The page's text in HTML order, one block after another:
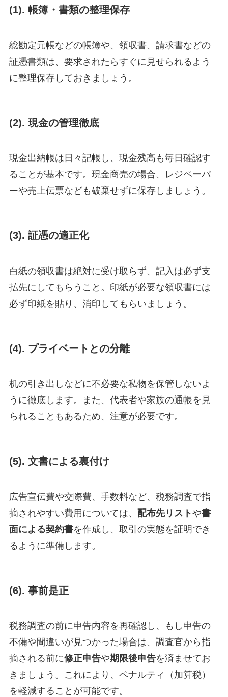
(1). 帳簿・書類の整理保存
総勘定元帳などの帳簿や、領収書、請求書などの
証憑書類は、要求されたらすぐに見せられるよう
に整理保存しておきましょう。
(2). 現金の管理徹底
現金出納帳は日々記帳し、現金残高も毎日確認す
ることが基本です。現金商売の場合、レジペーパ
ーや売上伝票なども破棄せずに保存しましょう。
(3). 証憑の適正化
白紙の領収書は絶対に受け取らず、記入は必ず支
払先にしてもらうこと。印紙が必要な領収書には
必ず印紙を貼り、消印してもらいましょう。
(4). プライベートとの分離
机の引き出しなどに不必要な私物を保管しないよ
うに徹底します。また、代表者や家族の通帳を見
られることもあるため、注意が必要です。
(5). 文書による裏付け
広告宣伝費や交際費、手数料など、税務調査で指
摘されやすい費用については、 配布先リストや書
面による契約書を作成し、取引の実態を証明でき
るように準備します。
(6). 事前是正
税務調査の前に申告内容を再確認し、もし申告の
不備や間違いが見つかった場合は、調査官から指
摘される前に修正申告や期限後申告を済ませてお
きましょう。これにより、ペナルティ（加算税）
を軽減することが可能です。